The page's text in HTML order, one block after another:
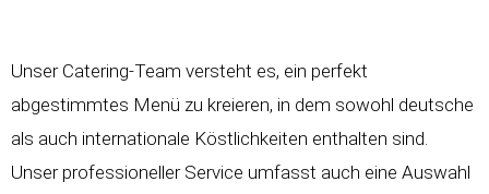
Unser Catering-Team versteht es, ein perfekt
abgestimmtes Menü zu kreieren, in dem sowohl deutsche
als auch internationale Köstlichkeiten enthalten sind.
Unser professioneller Service umfasst auch eine Auswahl